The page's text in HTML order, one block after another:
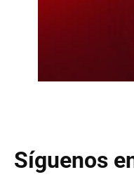
Síguenos